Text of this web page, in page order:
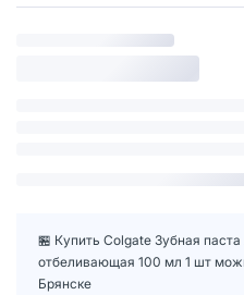
🏪 Купить Colgate Зубная
отбеливающая 100 мл 1 шт
Брянске